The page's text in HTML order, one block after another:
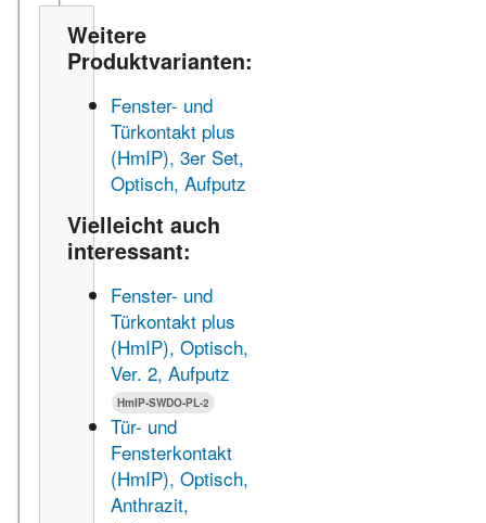
Weitere
Produktvarianten:
Fenster- und
Türkontakt plus
(HmIP), 3er Set,
Optisch, Aufputz
Vielleicht auch
interessant:
Fenster- und
Türkontakt plus
(HmIP), Optisch,
Ver. 2, Aufputz
HmIP-SWDO-PL-2
Tür- und
Fensterkontakt
(HmIP), Optisch,
Anthrazit,